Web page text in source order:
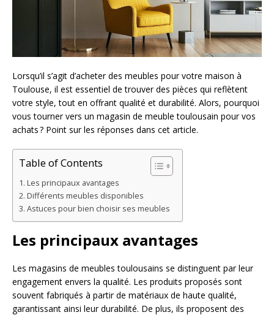
Lorsqu’il s’agit d’acheter des meubles pour votre maison à
Toulouse, il est essentiel de trouver des pièces qui reflètent
votre style, tout en offrant qualité et durabilité. Alors, pourquoi
vous tourner vers un magasin de meuble toulousain pour vos
achats ? Point sur les réponses dans cet article.
Table of Contents
Les principaux avantages
Différents meubles disponibles
Astuces pour bien choisir ses meubles
Les principaux avantages
Les magasins de meubles toulousains se distinguent par leur
engagement envers la qualité. Les produits proposés sont
souvent fabriqués à partir de matériaux de haute qualité,
garantissant ainsi leur durabilité. De plus, ils proposent des